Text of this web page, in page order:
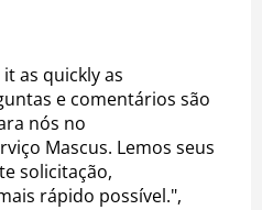
as quickly as
e comentários são
nós no
Mascus. Lemos seus
solicitação,
rápido possível.",